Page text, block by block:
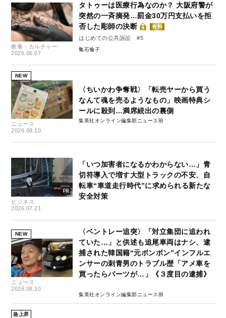
教養・カルチャー
2026.06.07
タトゥーは医療行為なのか？ 大阪府警が
突然の一斉摘発…罰金30万円支払いを拒
否した彫師の決断
有料
はじめての公共訴訟 #5
亀石倫子
NEW
ニュース
2026.08.10
〈ちいかわ争奪戦〉「転売ヤーから買う
なんて魂を売るようなもの」映画特典シ
ールに殺到…満席続出の裏側
集英社オンライン編集部ニュース班
ビジネス
2026.07.21
「いつ加害者になるかわからない…」青
切符導入で増す大型トラックの不安、自
転車“車道走行時代”に求められる新たな
安全対策
NEW
ニュース
2026.08.10
〈ベントレー追突〉「対立集団に追われ
ていた…」と供述も追尾車両はナシ、逮
捕された韓国籍“元ボンボン”インフルエ
ンサーの刺青男のトラブル歴「アメ車を
買ったらパーツが…」《３度目の逮捕》
集英社オンライン編集部ニュース班
急上昇